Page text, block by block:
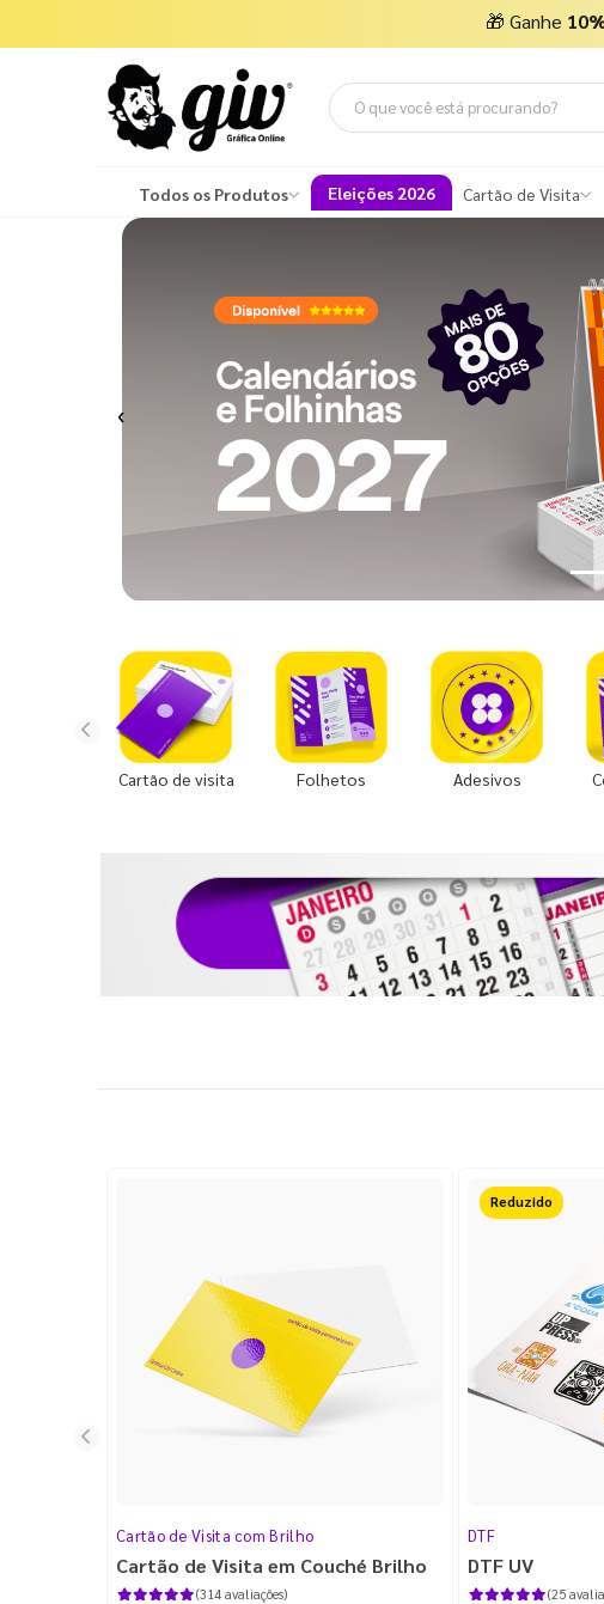
🎁 Ganhe
Todos os Produtos Eleições 2026 Cartão de Visita
Previous
Cartão de visita Folhetos Adesivos
Cartão de Visita com Brilho
Cartão de Visita em Couché Brilho
(314 avaliações)
50%OFF
DTF
DTF UV
(25